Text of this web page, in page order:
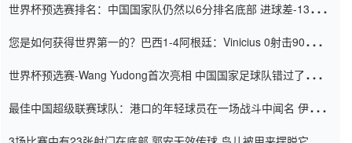
世界杯预选赛排名：中国国家队仍然以6分排名底部 进球差-13令人
您是如何获得世界第一的？巴西1-4阿根廷：Vinicius 0射击90分钟
世界杯预选赛-Wang Yudong首次亮相 中国国家足球队错过了世界
最佳中国超级联赛球队：港口的年轻球员在一场战斗中闻名 伊万放